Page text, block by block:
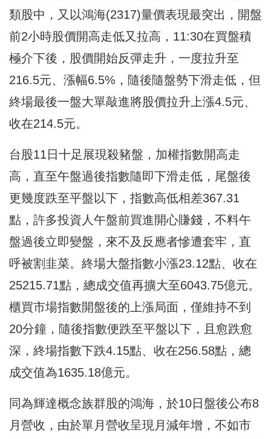
類股中，又以鴻海(2317)量價表現最突出，開盤
前2小時股價開高走低又拉高，11:30在買盤積
極介下後，股價開始反彈走升，一度拉升至
216.5元、漲幅6.5%，隨後隨盤勢下滑走低，但
終場最後一盤大單敲進將股價拉升上漲4.5元、
收在214.5元。
台股11日十足展現殺豬盤，加權指數開高走
高，直至午盤過後指數隨即下滑走低，尾盤後
更幾度跌至平盤以下，指數高低相差367.31
點，許多投資人午盤前買進開心賺錢，不料午
盤過後立即變盤，來不及反應者慘遭套牢，直
呼被割韭菜。終場大盤指數小漲23.12點、收在
25215.71點，總成交值再擴大至6043.75億元。
櫃買市場指數開盤後的上漲局面，僅維持不到
20分鐘，隨後指數便跌至平盤以下，且愈跌愈
深，終場指數下跌4.15點、收在256.58點，總
成交值為1635.18億元。
同為輝達概念族群股的鴻海，於10日盤後公布8
月營收，由於單月營收呈現月減年增，不如市